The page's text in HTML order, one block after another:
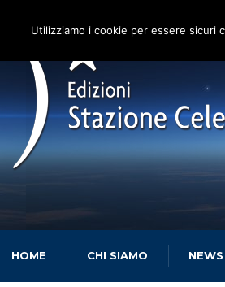
HOME CHI SIAMO NEWS
Utilizziamo i cookie per essere sicuri